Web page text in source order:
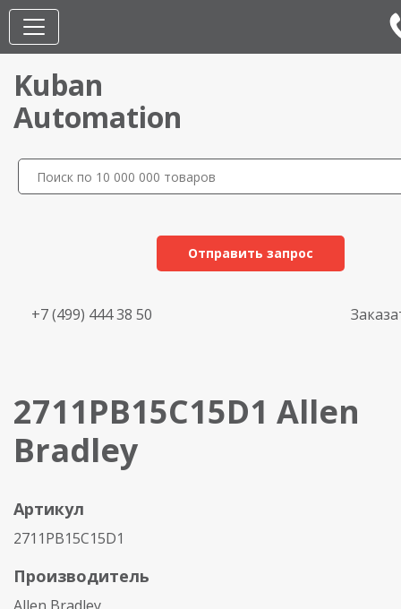
Kuban
Automation
Отправить запрос
+7 (499) 444 38 50
2711PB15C15D1 Allen
Bradley
Артикул
2711PB15C15D1
Производитель